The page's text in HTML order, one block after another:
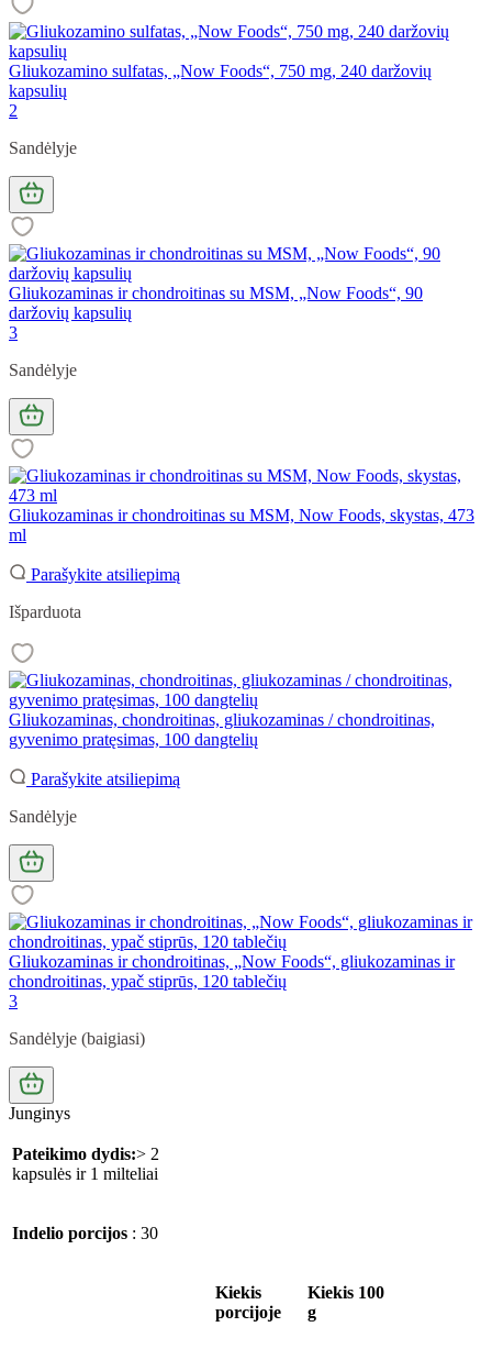
Gliukozamino sulfatas, „Now Foods“, 750 mg, 240 daržovių
kapsulių
2
Sandėlyje
Gliukozaminas ir chondroitinas su MSM, „Now Foods“, 90
daržovių kapsulių
3
Sandėlyje
Gliukozaminas ir chondroitinas su MSM, Now Foods, skystas, 473
ml
Parašykite atsiliepimą
Išparduota
Gliukozaminas, chondroitinas, gliukozaminas / chondroitinas,
gyvenimo pratęsimas, 100 dangtelių
Parašykite atsiliepimą
Sandėlyje
Gliukozaminas ir chondroitinas, „Now Foods“, gliukozaminas ir
chondroitinas, ypač stiprūs, 120 tablečių
3
Sandėlyje (baigiasi)
Junginys
Pateikimo dydis:> 2
kapsulės ir 1 milteliai
Indelio porcijos : 30
Kiekis
porcijoje
Kiekis 100
g